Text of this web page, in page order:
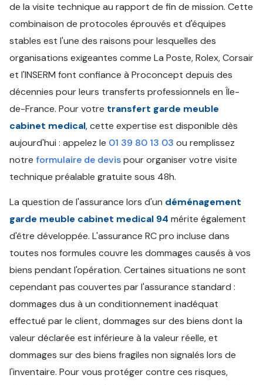
de la visite technique au rapport de fin de mission. Cette
combinaison de protocoles éprouvés et d'équipes
stables est l'une des raisons pour lesquelles des
organisations exigeantes comme La Poste, Rolex, Corsair
et l'INSERM font confiance à Proconcept depuis des
décennies pour leurs transferts professionnels en Île-
de-France. Pour votre transfert garde meuble
cabinet medical, cette expertise est disponible dès
aujourd'hui : appelez le 01 39 80 13 03 ou remplissez
notre formulaire de devispour organiser votre visite
technique préalable gratuite sous 48h.
La question de l'assurance lors d'un déménagement
garde meuble cabinet medical 94 mérite également
d'être développée. L'assurance RC pro incluse dans
toutes nos formules couvre les dommages causés à vos
biens pendant l'opération. Certaines situations ne sont
cependant pas couvertes par l'assurance standard :
dommages dus à un conditionnement inadéquat
effectué par le client, dommages sur des biens dont la
valeur déclarée est inférieure à la valeur réelle, et
dommages sur des biens fragiles non signalés lors de
l'inventaire. Pour vous protéger contre ces risques,